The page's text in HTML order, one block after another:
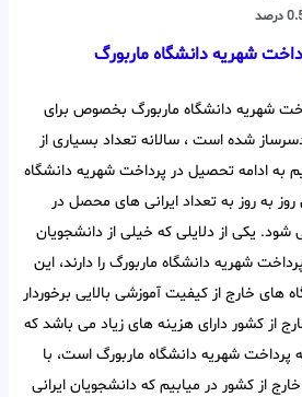
شهریه دانشگاه ماربورگ
شهریه دانشگاه ماربورگ بخصوص برای
شده است ، سالانه تعداد بسیاری از
به ادامه تحصیل در پرداخت شهریه دانشگاه
به روز به تعداد ایرانی های محصل در
شود. یکی از دلایلی که خیلی از دانشجویان
شهریه دانشگاه ماربورگ را دارند، این
های خارج از کیفیت آموزشی بالایی برخوردار
از کشور دارای هزینه های زیاد می باشد که
شهریه دانشگاه ماربورگ است، با
از کشور در میابیم که دانشجویان ایرانی